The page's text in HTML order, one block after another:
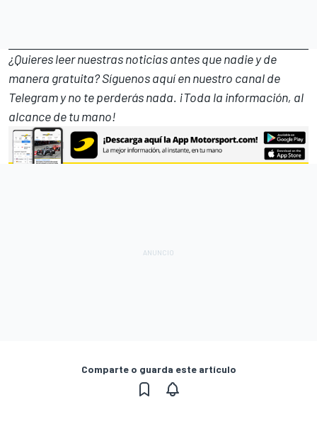
¿Quieres leer nuestras noticias antes que nadie y de
manera gratuita? Síguenosaquí en nuestro canal de
Telegramy no te perderás nada. ¡Toda la información, al
alcance de tu mano!
Comparte o guarda este artículo